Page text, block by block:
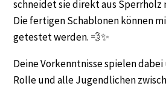
schneidet sie direkt aus Sperrholz
Die fertigen Schablonen können
getestet werden. 💨✨
Deine Vorkenntnisse spielen
Rolle und alle Jugendlichen